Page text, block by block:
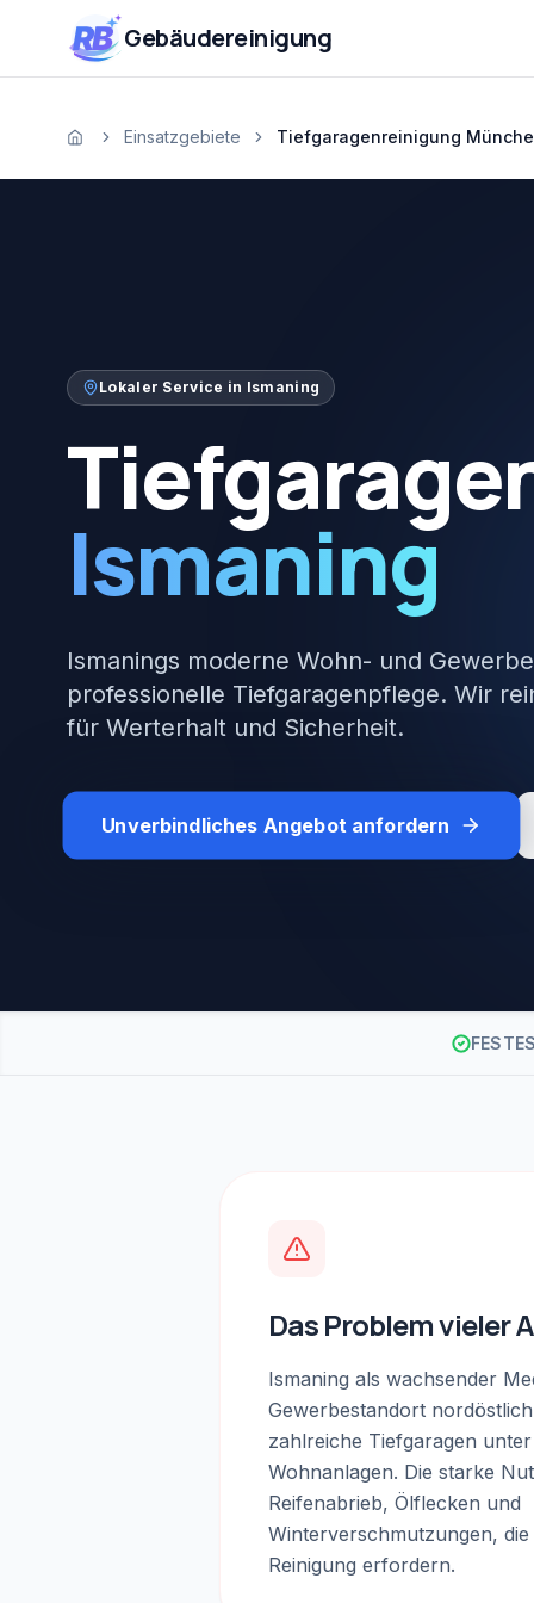
Zum Inhalt springen
RB Gebäudereinigung
StartseiteEinsatzgebiete Tiefgaragenreinigung
Lokaler Service in Ismaning
Ismaning
Ismanings moderne Wohn- und
professionelle Tiefgaragenpflege. Wir
für Werterhalt und Sicherheit.
Unverbindliches Angebot anfordern
Das Problem vieler
Ismaning als wachsender
Gewerbestandort
zahlreiche Tiefgaragen
Wohnanlagen. Die starke
Reifenabrieb, Ölflecken und
Winterverschmutzungen,
Reinigung erfordern.